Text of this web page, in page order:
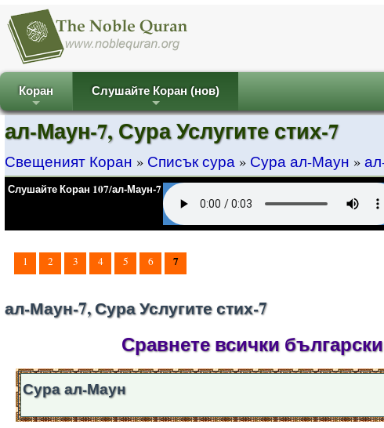
+
Коран
+
Слушайте Коран (нов)
ал-Маун-7, Сура Услугите стих-7
Свещеният Коран » Списък сура » Сура ал-Маун »
Слушайте Коран 107/ал-Маун-7
1 2 3 4 5 6 7
ал-Маун-7, Сура Услугите стих-7
Сравнете всички
Сура ал-Маун